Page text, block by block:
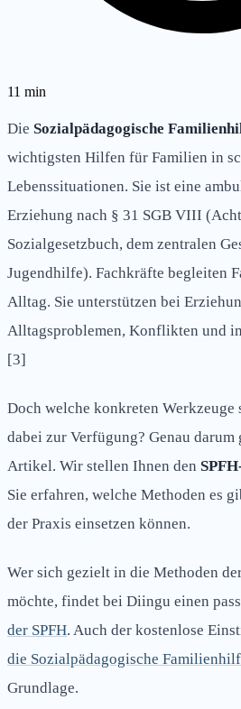
11 min
Die Sozialpädagogische
wichtigsten Hilfen für Familien in
Lebenssituationen. Sie ist eine
Erziehung nach § 31 SGB VIII
Sozialgesetzbuch, dem zentralen
Jugendhilfe). Fachkräfte begleiten
Alltag. Sie unterstützen bei
Alltagsproblemen, Konflikten und
[3]
Doch welche konkreten Werkzeuge
dabei zur Verfügung? Genau darum
Artikel. Wir stellen Ihnen den
Sie erfahren, welche Methoden es
der Praxis einsetzen können.
Wer sich gezielt in die Methoden
möchte, findet bei Diingu einen
der SPFH. Auch der kostenlose
die Sozialpädagogische
Grundlage.